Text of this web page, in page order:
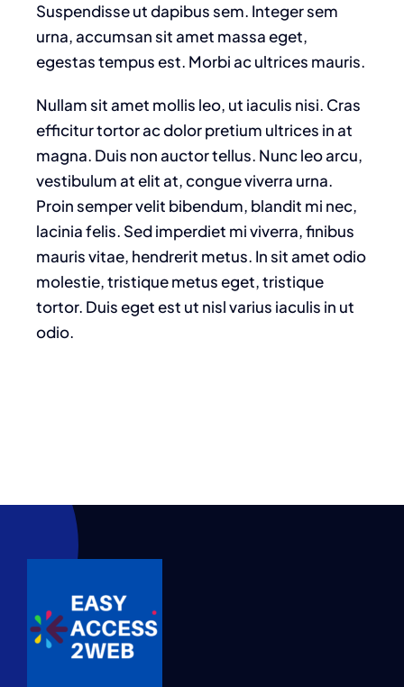
Suspendisse ut dapibus sem. Integer sem
urna, accumsan sit amet massa eget,
egestas tempus est. Morbi ac ultrices mauris.
Nullam sit amet mollis leo, ut iaculis nisi. Cras
efficitur tortor ac dolor pretium ultrices in at
magna. Duis non auctor tellus. Nunc leo arcu,
vestibulum at elit at, congue viverra urna.
Proin semper velit bibendum, blandit mi nec,
lacinia felis. Sed imperdiet mi viverra, finibus
mauris vitae, hendrerit metus. In sit amet odio
molestie, tristique metus eget, tristique
tortor. Duis eget est ut nisl varius iaculis in ut
odio.